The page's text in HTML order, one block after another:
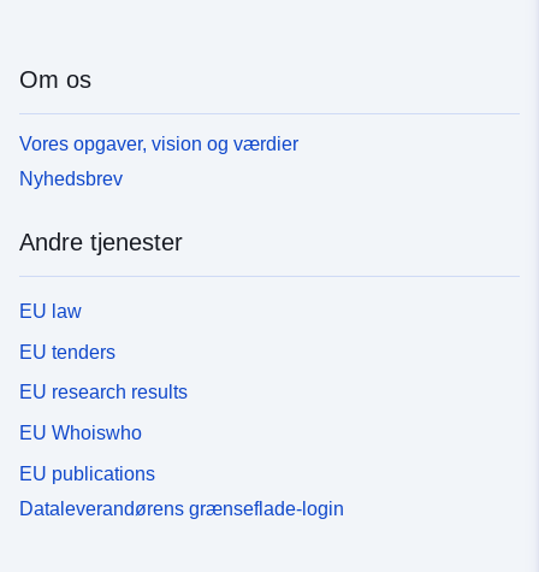
Om os
Vores opgaver, vision og værdier
Nyhedsbrev
Andre tjenester
EU law
EU tenders
EU research results
EU Whoiswho
EU publications
Dataleverandørens grænseflade-login